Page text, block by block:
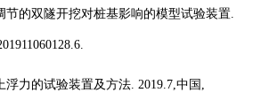
节的双隧开挖对桩基影响的模型试验装置.
浮力的试验装置及方法. 2019.7,中国 ,